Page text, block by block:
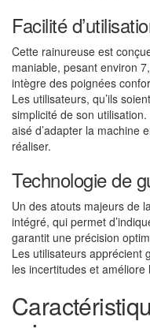
Facilité
Cette rainureuse est
maniable, pesant environ
intègre des poignées
Les utilisateurs, qu’ils
simplicité de son
aisé d’adapter la machine
réaliser.
Technologie de
Un des atouts majeurs de
intégré, qui permet
garantit une précision
Les utilisateurs apprécient
les incertitudes et améliore